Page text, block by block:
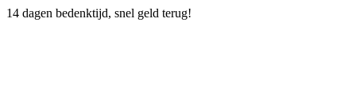
14 dagen bedenktijd, snel geld terug!